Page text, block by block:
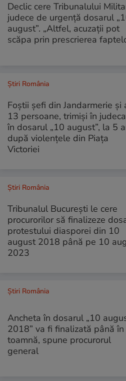
Declic cere Tribunalului
judece de urgenţă dosarul
august”. „Altfel, acuzaţii pot
scăpa prin prescrierea
Știri România
Foştii şefi din Jandarmerie și
13 persoane, trimiși în
în dosarul „10 august”, la 5
după violențele din Piața
Victoriei
Știri România
Tribunalul București le cere
procurorilor să finalizeze
protestului diasporei din 10
august 2018 până pe 10
2023
Știri România
Ancheta în dosarul „10
2018” va fi finalizată până în
toamnă, spune procurorul
general